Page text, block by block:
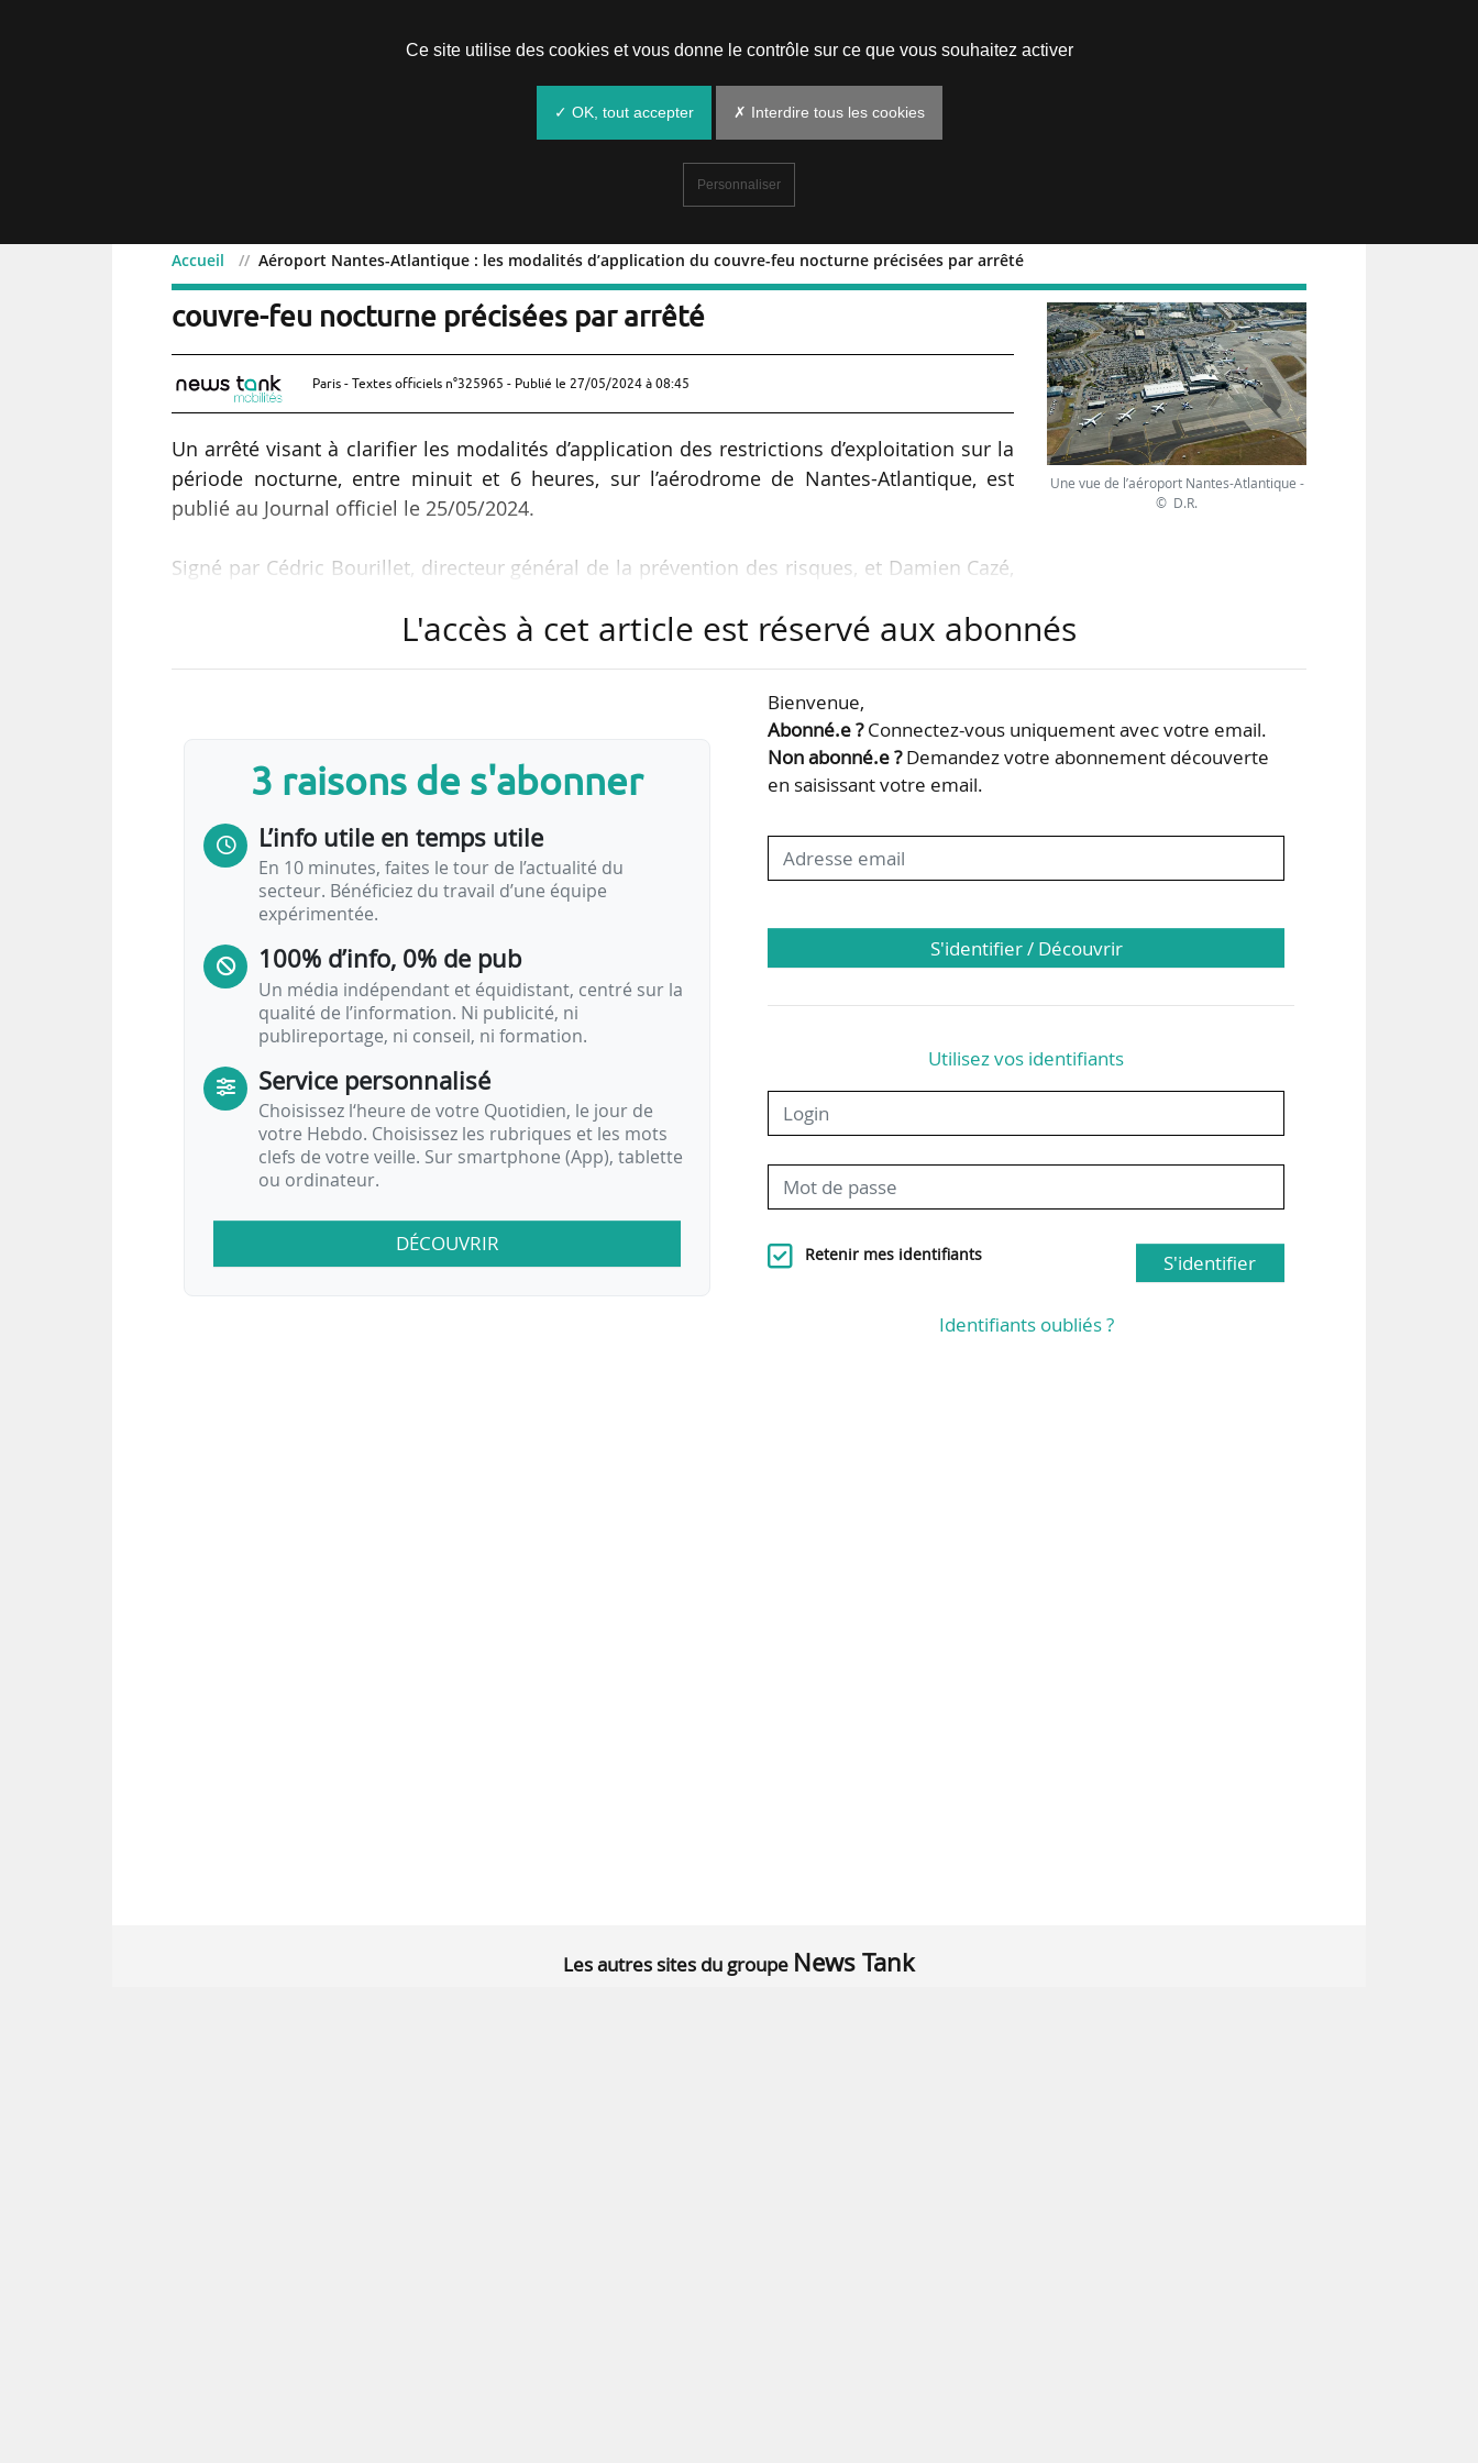
Accueil Aéroport Nantes-Atlantique : les modalités d’application du couvre-feu nocturne précisées par arrêté
Aéroport Nantes-Atlantique : les modalités d’application du
couvre-feu nocturne précisées par arrêté
Paris - Textes officiels n°325965 - Publié le 27/05/2024 à 08:45
Un arrêté visant à clarifier les modalités d’application des restrictions d’exploitation sur la
période nocturne, entre minuit et 6 heures, sur l’aérodrome de Nantes-Atlantique, est
publié au Journal officiel le 25/05/2024.
Signé par Cédric Bourillet, directeur général de la prévention des risques, et Damien Cazé,
d’exploitation de l’aérodrome de Nantes-Atlantique, afin de préciser la notion de « raisons
qui, par leur nature, origine, ampleur ou caractère inhabituel, ont pour effet d’affecter
Une vue de l’aéroport Nantes-Atlantique -
© D.R.
L'accès à cet article est réservé aux abonnés
3 raisons de s'abonner
L’info utile en temps utile
En 10 minutes, faites le tour de l’actualité du
secteur. Bénéficiez du travail d’une équipe
expérimentée.
100% d’info, 0% de pub
Un média indépendant et équidistant, centré sur la
qualité de l’information. Ni publicité, ni
publireportage, ni conseil, ni formation.
Service personnalisé
Choisissez l‘heure de votre Quotidien, le jour de
votre Hebdo. Choisissez les rubriques et les mots
clefs de votre veille. Sur smartphone (App), tablette
ou ordinateur.
DÉCOUVRIR
Bienvenue,
Abonné.e ?Connectez-vous uniquement avec votre email.
Non abonné.e ?Demandez votre abonnement découverte
en saisissant votre email.
S'identifier / Découvrir
Utilisez vos identifiants
Retenir mes identifiants S'identifier
Identifiants oubliés ?
Les autres sites du groupe News Tank
Ce site utilise des cookies et vous donne le contrôle sur ce que vous souhaitez activer
✓ OK, tout accepter ✗ Interdire tous les cookies
Personnaliser